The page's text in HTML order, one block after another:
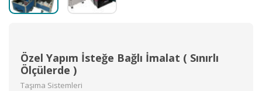
Özel Yapım İsteğe Bağlı İmalat ( Sınırlı
Ölçülerde )
Taşıma Sistemleri